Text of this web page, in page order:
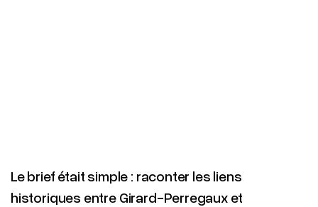
Le brief était simple : raconter les liens
historiques entre Girard-Perregaux et